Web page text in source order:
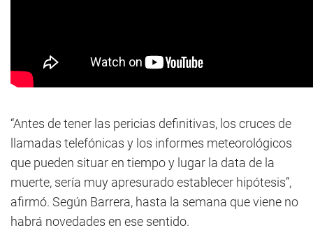
“Antes de tener las pericias definitivas, los cruces de
llamadas telefónicas y los informes meteorológicos
que pueden situar en tiempo y lugar la data de la
muerte, sería muy apresurado establecer hipótesis”,
afirmó. Según Barrera, hasta la semana que viene no
habrá novedades en ese sentido.